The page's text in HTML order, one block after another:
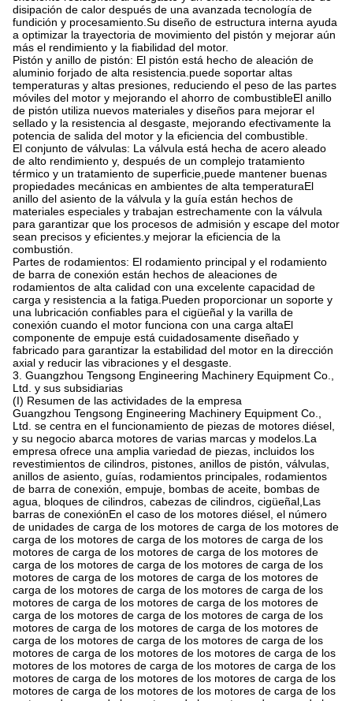
disipación de calor después de una avanzada tecnología de
fundición y procesamiento.Su diseño de estructura interna ayuda
a optimizar la trayectoria de movimiento del pistón y mejorar aún
más el rendimiento y la fiabilidad del motor.
Pistón y anillo de pistón: El pistón está hecho de aleación de
aluminio forjado de alta resistencia.puede soportar altas
temperaturas y altas presiones, reduciendo el peso de las partes
móviles del motor y mejorando el ahorro de combustibleEl anillo
de pistón utiliza nuevos materiales y diseños para mejorar el
sellado y la resistencia al desgaste, mejorando efectivamente la
potencia de salida del motor y la eficiencia del combustible.
El conjunto de válvulas: La válvula está hecha de acero aleado
de alto rendimiento y, después de un complejo tratamiento
térmico y un tratamiento de superficie,puede mantener buenas
propiedades mecánicas en ambientes de alta temperaturaEl
anillo del asiento de la válvula y la guía están hechos de
materiales especiales y trabajan estrechamente con la válvula
para garantizar que los procesos de admisión y escape del motor
sean precisos y eficientes.y mejorar la eficiencia de la
combustión.
Partes de rodamientos: El rodamiento principal y el rodamiento
de barra de conexión están hechos de aleaciones de
rodamientos de alta calidad con una excelente capacidad de
carga y resistencia a la fatiga.Pueden proporcionar un soporte y
una lubricación confiables para el cigüeñal y la varilla de
conexión cuando el motor funciona con una carga altaEl
componente de empuje está cuidadosamente diseñado y
fabricado para garantizar la estabilidad del motor en la dirección
axial y reducir las vibraciones y el desgaste.
3. Guangzhou Tengsong Engineering Machinery Equipment Co.,
Ltd. y sus subsidiarias
(I) Resumen de las actividades de la empresa
Guangzhou Tengsong Engineering Machinery Equipment Co.,
Ltd. se centra en el funcionamiento de piezas de motores diésel,
y su negocio abarca motores de varias marcas y modelos.La
empresa ofrece una amplia variedad de piezas, incluidos los
revestimientos de cilindros, pistones, anillos de pistón, válvulas,
anillos de asiento, guías, rodamientos principales, rodamientos
de barra de conexión, empuje, bombas de aceite, bombas de
agua, bloques de cilindros, cabezas de cilindros, cigüeñal,Las
barras de conexiónEn el caso de los motores diésel, el número
de unidades de carga de los motores de carga de los motores de
carga de los motores de carga de los motores de carga de los
motores de carga de los motores de carga de los motores de
carga de los motores de carga de los motores de carga de los
motores de carga de los motores de carga de los motores de
carga de los motores de carga de los motores de carga de los
motores de carga de los motores de carga de los motores de
carga de los motores de carga de los motores de carga de los
motores de carga de los motores de carga de los motores de
carga de los motores de carga de los motores de carga de los
motores de carga de los motores de los motores de carga de los
motores de los motores de carga de los motores de carga de los
motores de carga de los motores de los motores de carga de los
motores de carga de los motores de los motores de carga de los